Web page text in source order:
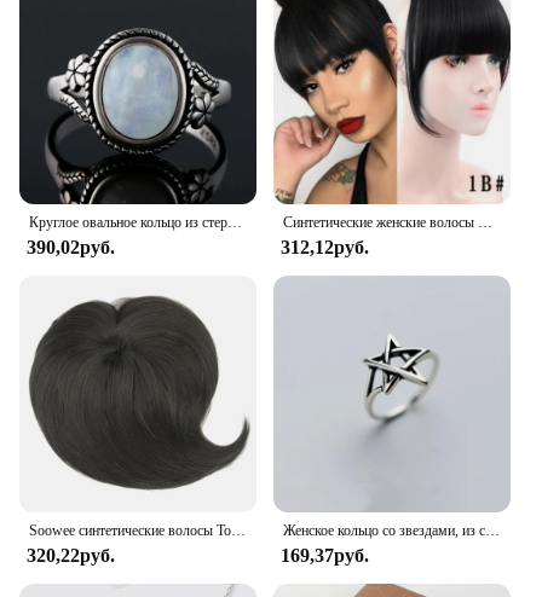
390,02руб. 312,12руб.
320,22руб.
Женское кольцо со звездами, из серебра 925 пробы
169,37руб.